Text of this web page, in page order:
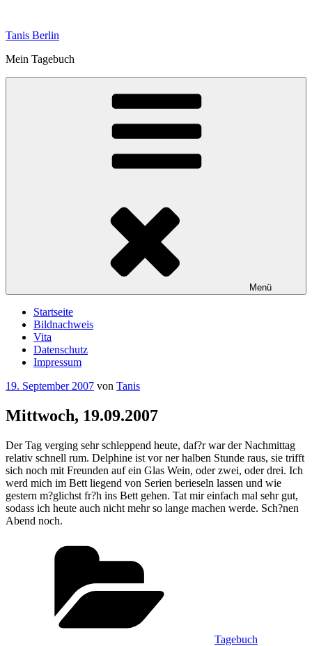
springen
Tanis Berlin
Mein Tagebuch
Menü
Startseite
Bildnachweis
Vita
Datenschutz
Impressum
Veröffentlicht
19. September 2007 von Tanis
Mittwoch, 19.09.2007
Der Tag verging sehr schleppend heute, daf?r war der Nachmittag
relativ schnell rum. Delphine ist vor ner halben Stunde raus, sie trifft
sich noch mit Freunden auf ein Glas Wein, oder zwei, oder drei. Ich
werd mich im Bett liegend von Serien berieseln lassen und wie
gestern m?glichst fr?h ins Bett gehen. Tat mir einfach mal sehr gut,
sodass ich heute auch nicht mehr so lange machen werde. Sch?nen
Abend noch.
Tagebuch